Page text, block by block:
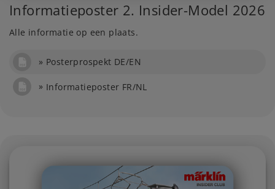
Informatieposter 2. Insider-Model 2026
Alle informatie op een plaats.
Posterprospekt DE/EN
Informatieposter FR/NL